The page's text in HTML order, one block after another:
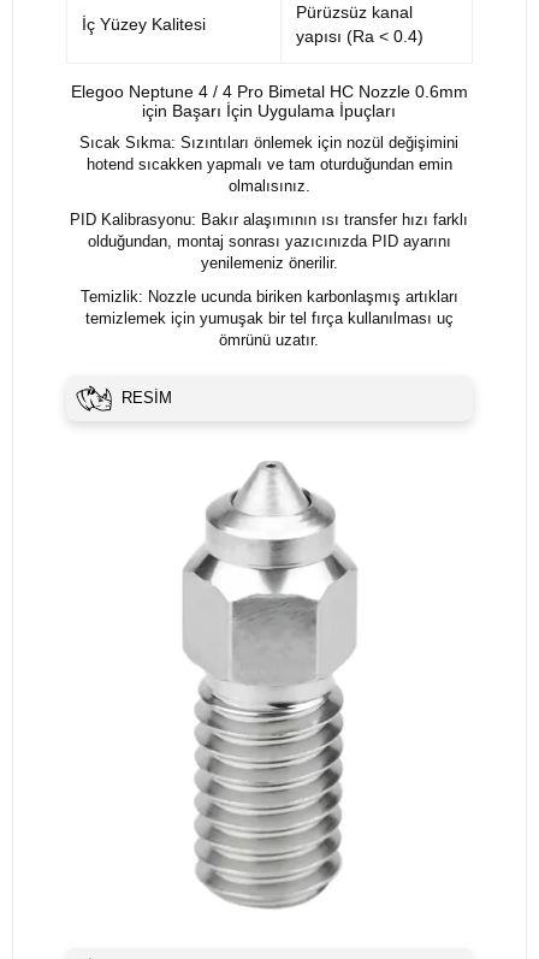
İç Yüzey Kalitesi
Pürüzsüz kanal
yapısı (Ra < 0.4)
Elegoo Neptune 4 / 4 Pro Bimetal HC Nozzle 0.6mm
için Başarı İçin Uygulama İpuçları
Sıcak Sıkma: Sızıntıları önlemek için nozül değişimini
hotend sıcakken yapmalı ve tam oturduğundan emin
olmalısınız.
PID Kalibrasyonu: Bakır alaşımının ısı transfer hızı farklı
olduğundan, montaj sonrası yazıcınızda PID ayarını
yenilemeniz önerilir.
Temizlik: Nozzle ucunda biriken karbonlaşmış artıkları
temizlemek için yumuşak bir tel fırça kullanılması uç
ömrünü uzatır.
RESİM